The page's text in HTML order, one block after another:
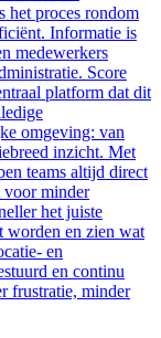
het proces rondom
Informatie is
medewerkers
Score
platform dat dit
omgeving: van
inzicht. Met
teams altijd direct
voor minder
het juiste
worden en zien wat
en
en continu
frustratie, minder